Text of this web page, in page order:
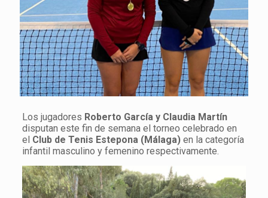
Los jugadores Roberto García y Claudia Martín
disputan este fin de semana el torneo celebrado en
el Club de Tenis Estepona (Málaga)en la categoría
infantil masculino y femenino respectivamente.